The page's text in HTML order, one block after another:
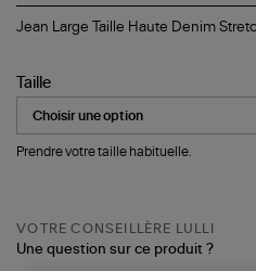
Jean
Haute
Denim
Stretch
Jean Large Taille Haute Denim
Taille
Prendre votre taille habituelle.
VOTRE CONSEILLÈRE LULLI
Une question sur ce produit ?